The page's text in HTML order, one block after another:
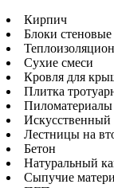
Кирпич
Блоки стеновые
Сухие смеси
Кровля для
Плитка
Пиломатериалы
Искусственный
Лестницы на
Бетон
Натуральный
Сыпучие